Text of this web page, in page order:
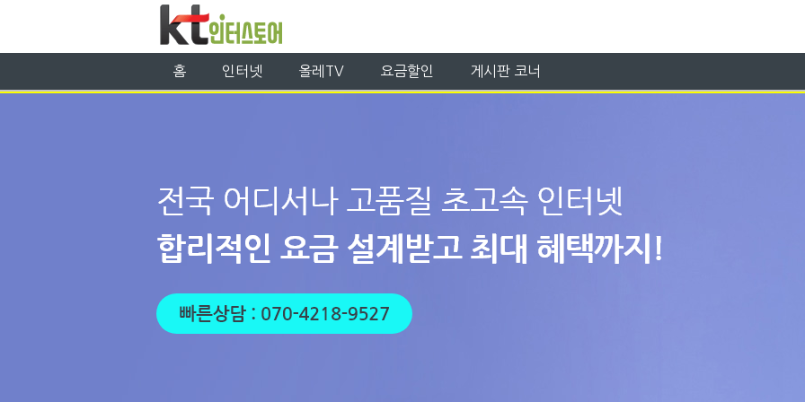
홈 인터넷 올레TV 요금할인 게시판 코너